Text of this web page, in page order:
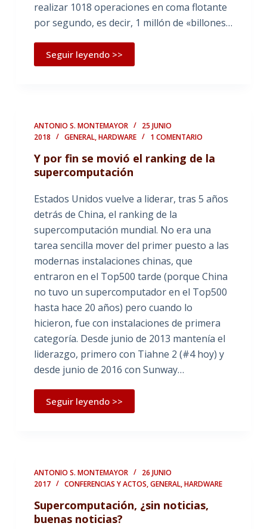
realizar 1018 operaciones en coma flotante
por segundo, es decir, 1 millón de «billones…
Seguir leyendo >>
ANTONIO S. MONTEMAYOR
25 JUNIO
2018
GENERAL,HARDWARE 1 COMENTARIO
Y por fin se movió el ranking de la
supercomputación
Estados Unidos vuelve a liderar, tras 5 años
detrás de China, el ranking de la
supercomputación mundial. No era una
tarea sencilla mover del primer puesto a las
modernas instalaciones chinas, que
entraron en el Top500 tarde (porque China
no tuvo un supercomputador en el Top500
hasta hace 20 años) pero cuando lo
hicieron, fue con instalaciones de primera
categoría. Desde junio de 2013 mantenía el
liderazgo, primero con Tiahne 2 (#4 hoy) y
desde junio de 2016 con Sunway…
Seguir leyendo >>
ANTONIO S. MONTEMAYOR
26 JUNIO
2017
CONFERENCIAS Y ACTOS,GENERAL,HARDWARE
Supercomputación, ¿sin noticias,
buenas noticias?